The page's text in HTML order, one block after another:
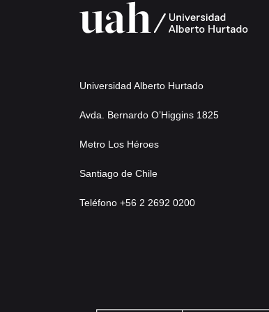
Universidad Alberto Hurtado
Avda. Bernardo O’Higgins 1825
Metro Los Héroes
Santiago de Chile
Teléfono +56 2 2692 0200